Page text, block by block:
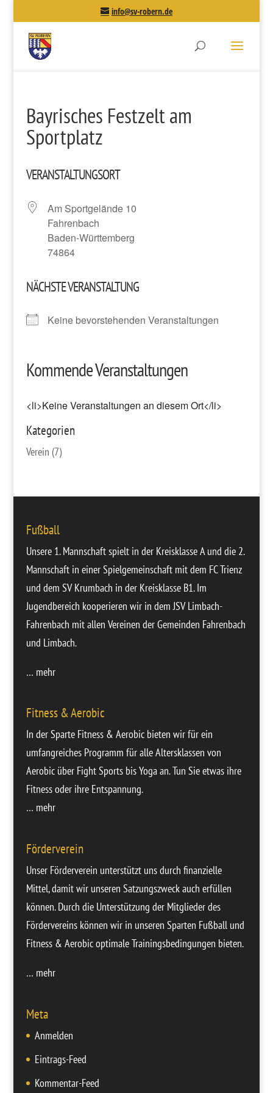
info@sv-robern.de
Bayrisches Festzelt am
Sportplatz
VERANSTALTUNGSORT
Am Sportgelände 10
Fahrenbach
Baden-Württemberg
74864
NÄCHSTE VERANSTALTUNG
Keine bevorstehenden Veranstaltungen
Kommende Veranstaltungen
<li>Keine Veranstaltungen an diesem Ort</li>
Kategorien
Verein (7)
Fußball
Unsere 1. Mannschaftspielt in der Kreisklasse A und die 2.
Mannschaftin einer Spielgemeinschaft mit dem FC Trienz
und dem SV Krumbach in der Kreisklasse B1. Im
Jugendbereich kooperieren wir in dem JSV Limbach-
Fahrenbach mit allen Vereinen der Gemeinden Fahrenbach
und Limbach.
… mehr
Fitness & Aerobic
In der Sparte Fitness & Aerobic bieten wir für ein
umfangreiches Programm für alle Altersklassen von
Aerobic über Fight Sports bis Yoga an. Tun Sie etwas ihre
Fitness oder ihre Entspannung.
… mehr
Förderverein
Unser Förderverein unterstützt uns durch finanzielle
Mittel, damit wir unseren Satzungszweck auch erfüllen
können. Durch die Unterstützung der Mitglieder des
Fördervereins können wir in unseren Sparten Fußball und
Fitness & Aerobic optimale Trainingsbedingungen bieten.
… mehr
Meta
Anmelden
Eintrags-Feed
Kommentar-Feed